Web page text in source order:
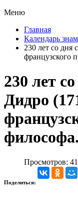
Меню
Главная
Календарь
230 лет со дня
французского
230 лет
Дидро
философа.
Просмотров:
Поделиться: